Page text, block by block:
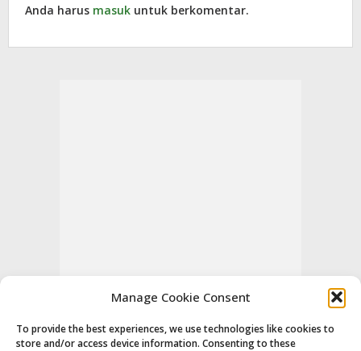
Manage Cookie Consent
To provide the best experiences, we use technologies like cookies to
store and/or access device information. Consenting to these
Anda harus masuk untuk berkomentar.